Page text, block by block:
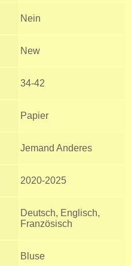
Nein
New
34-42
Papier
Jemand Anderes
2020-2025
Deutsch, Englisch,
Französisch
Bluse